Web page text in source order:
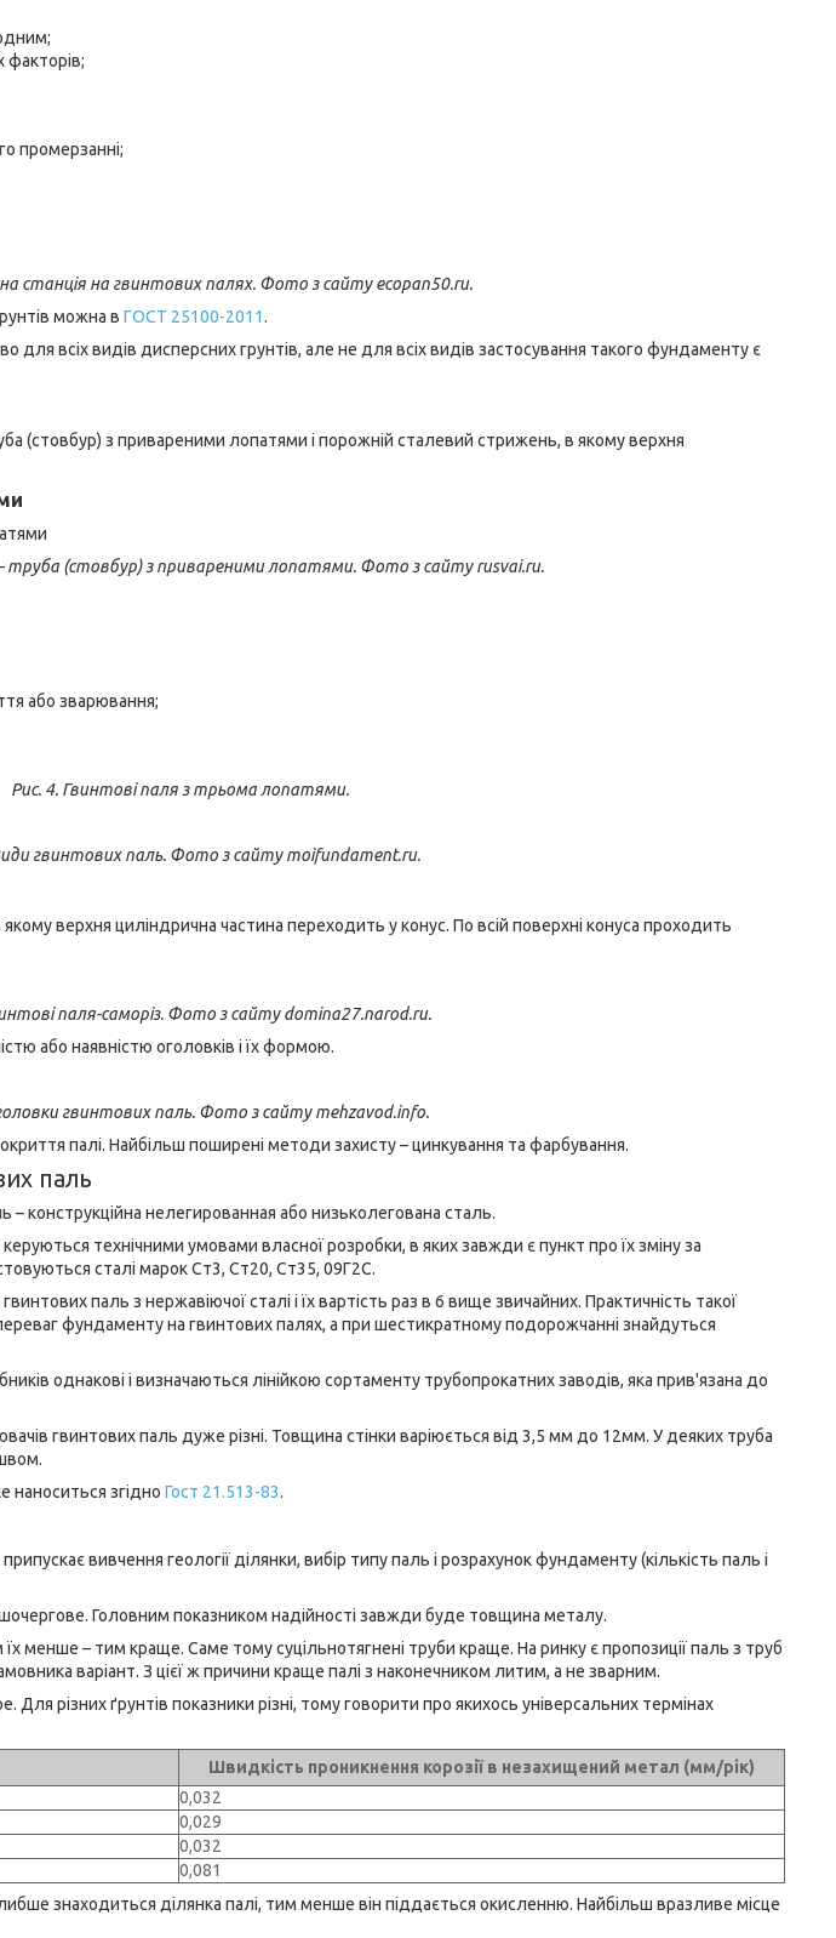
факторів;
промерзанні;
станція на гвинтових палях. Фото з сайту ecopan50.ru.
можна в ГОСТ 25100-2011.
всіх видів дисперсних грунтів, але не для всіх видів застосування такого фундаменту є
(стовбур) з привареними лопатями і порожній сталевий стрижень, в якому верхня
труба (стовбур) з привареними лопатями. Фото з сайту rusvai.ru.
або зварювання;
Рис. 4. Гвинтові паля з трьома лопатями.
гвинтових паль. Фото з сайту moifundament.ru.
верхня циліндрична частина переходить у конус. По всій поверхні конуса проходить
паля-саморіз. Фото з сайту domina27.narod.ru.
або наявністю оголовків і їх формою.
гвинтових паль. Фото з сайту mehzavod.info.
палі. Найбільш поширені методи захисту – цинкування та фарбування.
паль
конструкційна нелегированная або низьколегована сталь.
технічними умовами власної розробки, в яких завжди є пункт про їх зміну за
сталі марок Ст3, Ст20, Ст35, 09Г2С.
паль з нержавіючої сталі і їх вартість раз в 6 вище звичайних. Практичність такої
переваг фундаменту на гвинтових палях, а при шестикратному подорожчанні знайдуться
однакові і визначаються лінійкою сортаменту трубопрокатних заводів, яка прив'язана до
гвинтових паль дуже різні. Товщина стінки варіюється від 3,5 мм до 12мм. У деяких труба
наноситься згідно Гост 21.513-83.
вивчення геології ділянки, вибір типу паль і розрахунок фундаменту (кількість паль і
Головним показником надійності завжди буде товщина металу.
менше – тим краще. Саме тому суцільнотягнені труби краще. На ринку є пропозиції паль з труб
варіант. З цієї ж причини краще палі з наконечником литим, а не зварним.
різних ґрунтів показники різні, тому говорити про якихось універсальних термінах
Швидкість проникнення корозії в незахищений метал (мм/рік)
0,032
0,029
0,032
0,081
знаходиться ділянка палі, тим менше він піддається окисленню. Найбільш вразливе місце